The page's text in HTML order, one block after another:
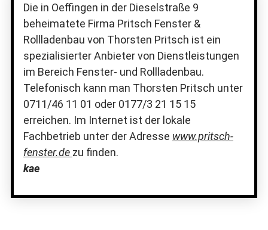
Die in Oeffingen in der Dieselstraße 9
beheimatete Firma Pritsch Fenster &
Rollladenbau von Thorsten Pritsch ist ein
spezialisierter Anbieter von Dienstleistungen
im Bereich Fenster- und Rollladenbau.
Telefonisch kann man Thorsten Pritsch unter
0711/46 11 01 oder 0177/3 21 15 15
erreichen. Im Internet ist der lokale
Fachbetrieb unter der Adresse www.pritsch-
fenster.de zu finden.
kae